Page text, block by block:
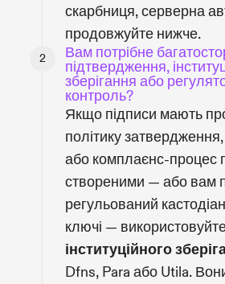
скарбниця, серверна
продовжуйте нижче.
Вам потрібне
підтвердження,
зберігання або
контроль?
Якщо підписи мають
політику затвердження,
або комплаєнс-процес
створеними — або вам
регульований
ключі —
інституційного
Dfns, Para або Utila.